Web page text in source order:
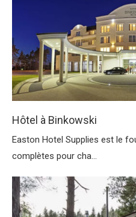
Hôtel à Binkowski
Easton Hotel Supplies est le
complètes pour cha...